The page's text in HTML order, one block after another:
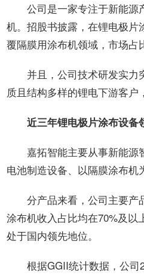
公司是一家专注于新能源
机。招股书披露，在锂电极
覆隔膜用涂布机领域，市场占
并且，公司技术研发实
质且结构多样的锂电下游客户
近三年锂电极片涂布设备
嘉拓智能主要从事新能源
电池制造设备、以隔膜涂布机
分产品来看，公司主要产
涂布机收入占比均在70%及
处于国内领先地位。
根据GGII统计数据，公